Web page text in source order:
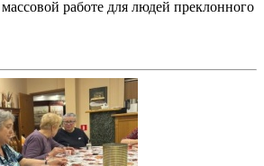
работе для людей преклонного